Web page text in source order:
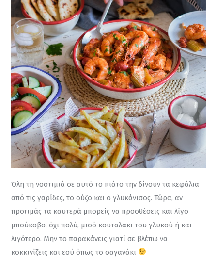
Όλη τη νοστιμιά σε αυτό το πιάτο την δίνουν τα κεφάλια
από τις γαρίδες, το ούζο και ο γλυκάνισος. Τώρα, αν
προτιμάς τα καυτερά μπορείς να προσθέσεις και λίγο
μπούκοβο, όχι πολύ, μισό κουταλάκι του γλυκού ή και
λιγότερο. Μην το παρακάνεις γιατί σε βλέπω να
κοκκινίζεις και εσύ όπως το σαγανάκι